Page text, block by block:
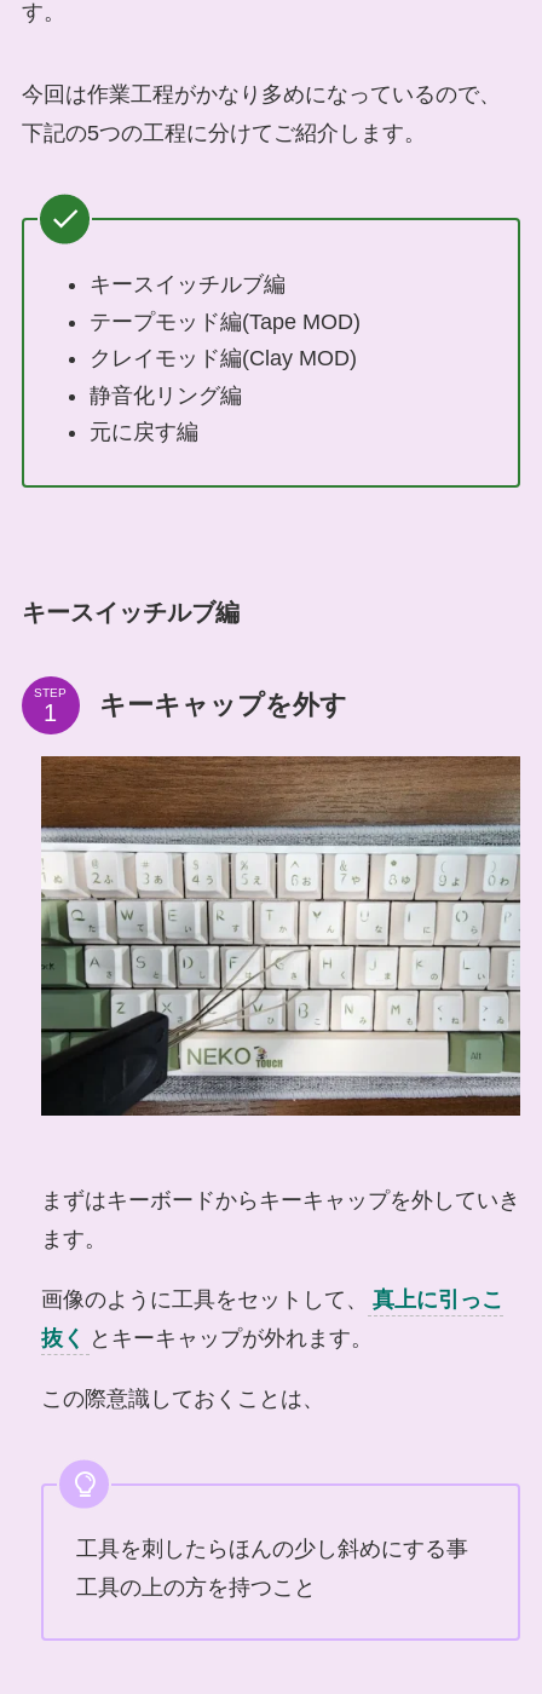
す。
今回は作業工程がかなり多めになっているので、
下記の5つの工程に分けてご紹介します。
キースイッチルブ編
テープモッド編(Tape MOD)
クレイモッド編(Clay MOD)
静音化リング編
元に戻す編
キースイッチルブ編
STEP キーキャップを外す
まずはキーボードからキーキャップを外していき
ます。
画像のように工具をセットして、
真上に引っこ
抜く とキーキャップが外れます。
この際意識しておくことは、
工具を刺したらほんの少し斜めにする事
工具の上の方を持つこと